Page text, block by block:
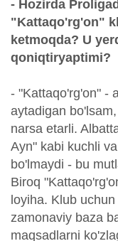
- Hozirda
"Kattaqo'rg'on"
ketmoqda? U
qoniqtiryaptimi?
- "Kattaqo'rg'on" -
aytadigan
narsa etarli.
Ayn" kabi kuchli
bo'lmaydi - bu
Biroq
loyiha. Klub
zamonaviy baza
maqsadlarni